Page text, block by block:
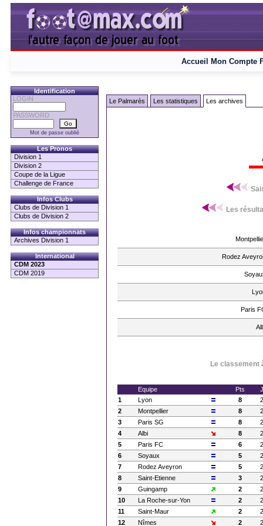
Accueil Mon Compte
Identification
LOGIN
PASSWORD
Mot de passe oublié
Les Pronos
Division 1
Division 2
Coupe de la Ligue
Challenge de France
Infos Clubs
Clubs de Division 1
Clubs de Division 2
Infos championnats
Archives Division 1
International
CDM 2023
CDM 2019
Le Palmarès Les statistiques Les archives
Les
Rodez
Paris
Le classement
Equipe Pts
J
1
Lyon 8
2
2
Montpellier 8
2
3
Paris SG 8
2
4
Albi 8
2
5
Paris FC 6
2
6
Soyaux 5
2
7
Rodez Aveyron 5
2
8
Saint-Etienne 3
2
9
Guingamp 2
2
10
La Roche-sur-Yon 2
2
11
Saint-Maur 2
2
12
Nîmes 2 2